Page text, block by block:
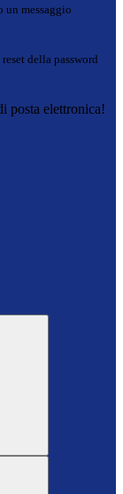
un messaggio
della password
posta elettronica!